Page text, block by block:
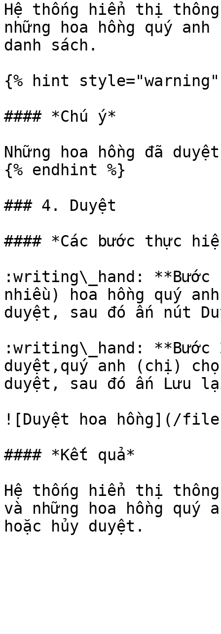
Hệ thống hiển thị
những hoa hồng quý
danh sách.
{% hint style="warning"
#### *Chú ý*
Những hoa hồng đã
{% endhint %}
### 4. Duyệt
#### *Các bước thực
:writing\_hand: **Bước
nhiều) hoa hồng quý
duyệt, sau đó ấn nút
:writing\_hand: **Bước
duyệt,quý anh (chị)
duyệt, sau đó ấn Lưu
![Duyệt hoa hồng](/files/
#### *Kết quả*
Hệ thống hiển thị
và những hoa hồng quý